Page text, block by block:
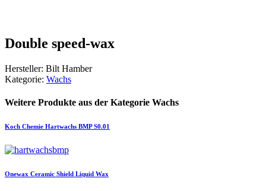
Double speed-wax
Hersteller: Bilt Hamber
Kategorie: Wachs
Weitere Produkte aus der Kategorie Wachs
Koch Chemie Hartwachs BMP S0.01
Onewax Ceramic Shield Liquid Wax